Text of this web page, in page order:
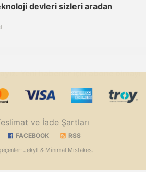
devleri sizleri aradan
ve İade Şartları
FACEBOOK RSS
Jekyll & Minimal Mistakes.
Yeni haberler için abone olmayı